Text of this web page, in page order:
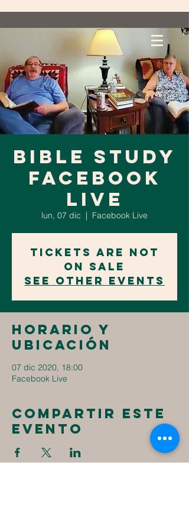
Bible Study
Facebook
Live
lun, 07 dic
  |
Facebook Live
Tickets Are Not
on Sale
See other events
Horario y
ubicación
07 dic 2020, 18:00
Facebook Live
Compartir este
evento